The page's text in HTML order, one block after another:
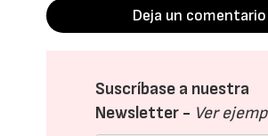
Deja un comentario
Suscríbase a nuestra
Newsletter - Ver